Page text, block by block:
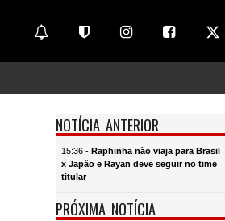
NOTÍCIA ANTERIOR
15:36 - Raphinha não viaja para Brasil
x Japão e Rayan deve seguir no time
titular
PRÓXIMA NOTÍCIA